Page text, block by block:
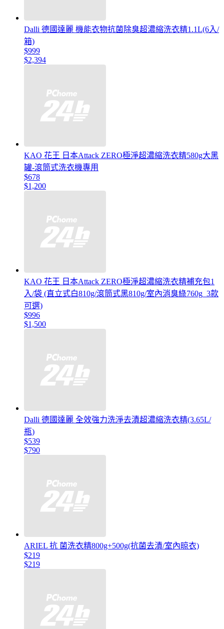
Dalli 德國達麗 機能衣物抗菌除臭超濃縮洗衣精1.1L(6入/
箱)
$999
$2,394
KAO 花王 日本Attack ZERO極淨超濃縮洗衣精580g大黑
罐-滾筒式洗衣機專用
$678
$1,200
KAO 花王 日本Attack ZERO極淨超濃縮洗衣精補充包1
入/袋 (直立式白810g/滾筒式黑810g/室內消臭綠760g_3款
可選)
$996
$1,500
Dalli 德國達麗 全效強力洗淨去漬超濃縮洗衣精(3.65L/
瓶)
$539
$790
ARIEL 抗 菌洗衣精800g+500g(抗菌去漬/室內晾衣)
$219
$219